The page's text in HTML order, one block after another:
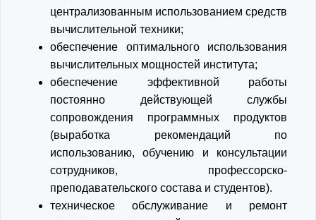
централизованным использованием средств
вычислительной техники;
обеспечение оптимального использования
вычислительных мощностей института;
обеспечение эффективной работы
постоянно действующей службы
сопровождения программных продуктов
(выработка рекомендаций по
использованию, обучению и консультации
сотрудников, профессорско-
преподавательского состава и студентов).
техническое обслуживание и ремонт